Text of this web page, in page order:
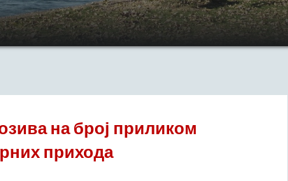
на број приликом
прихода